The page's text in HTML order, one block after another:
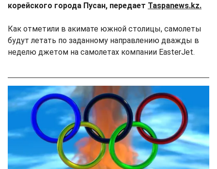
корейского города Пусан, передает Taspanews.kz.
Как отметили в акимате южной столицы, самолеты
будут летать по заданному направлению дважды в
неделю джетом на самолетах компании EasterJet.